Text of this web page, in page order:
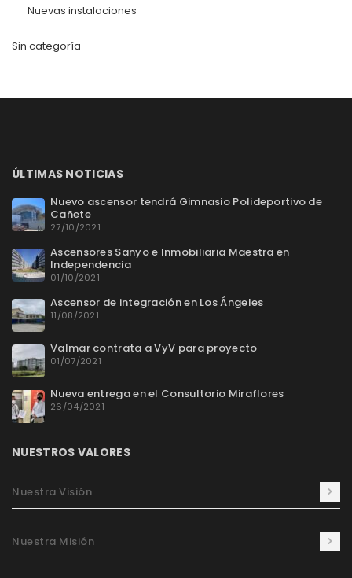
Nuevas instalaciones
Sin categoría
ÚLTIMAS NOTICIAS
Nuevo ascensor tendrá Gimnasio Polideportivo de
Cañete
27/10/2021
Ascensores Sanyo e Inmobiliaria Maestra en
Independencia
01/10/2021
Ascensor de integración en Los Ángeles
11/08/2021
Valmar contrata a VyV para proyecto
01/07/2021
Nueva entrega en el Consultorio Miraflores
26/04/2021
NUESTROS VALORES
Nuestra Visión
Nuestra Misión